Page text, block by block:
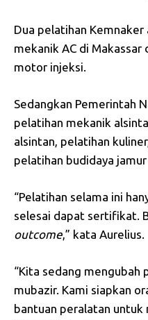
Dua pelatihan
mekanik AC di
motor injeksi.
Sedangkan Pemerintah
pelatihan mekanik
alsintan, pelatihan
pelatihan budidaya
“Pelatihan selama ini
selesai dapat sertifikat.
outcome,” kata Aurelius.
“Kita sedang mengubah
mubazir. Kami siapkan
bantuan peralatan untuk